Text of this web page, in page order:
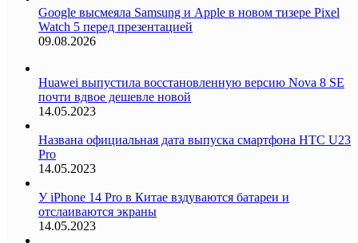
Google высмеяла Samsung и Apple в новом тизере Pixel
Watch 5 перед презентацией
09.08.2026
Huawei выпустила восстановленную версию Nova 8 SE
почти вдвое дешевле новой
14.05.2023
Названа официальная дата выпуска смартфона HTC U23
Pro
14.05.2023
У iPhone 14 Pro в Китае вздуваются батареи и
отслаиваются экраны
14.05.2023